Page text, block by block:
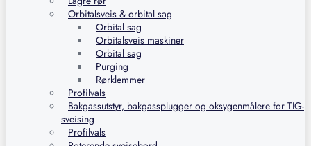
Orbitalsveis & orbital sag
Orbital sag
Orbitalsveis maskiner
Orbital sag
Purging
Rørklemmer
Profilvals
Bakgassutstyr, bakgassplugger og oksygenmålere for TIG-
sveising
Profilvals